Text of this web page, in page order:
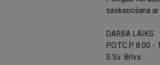
saskaņošana
DARBA LAIKS
P.O.T.C.P. 8.00 -
S.Sv. Brīvs